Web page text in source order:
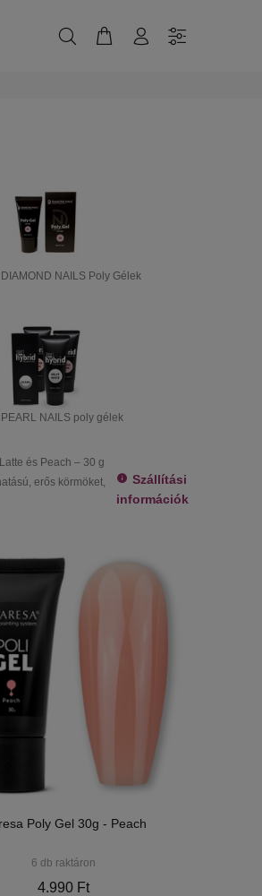
DIAMOND NAILS Poly Gélek
PEARL NAILS poly gélek
és Peach – 30 g
erős körmöket,
Szállítási
információk
Poly Gel 30g - Peach
6 db raktáron
4.990 Ft